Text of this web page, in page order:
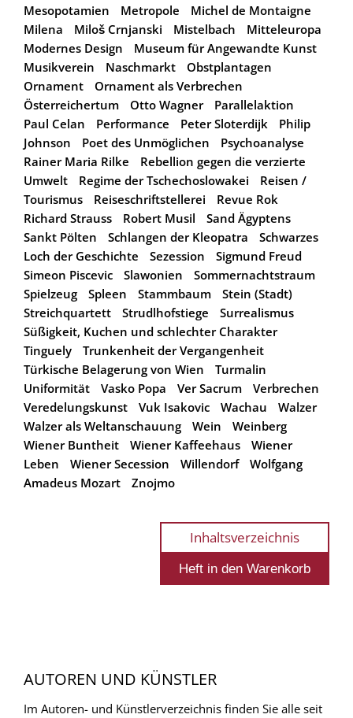
Mesopotamien
Metropole
Michel de Montaigne
Milena
Miloš Crnjanski Mistelbach
Mitteleuropa
Modernes Design
Museum für Angewandte Kunst
Musikverein
Naschmarkt
Obstplantagen
Ornament
Ornament als Verbrechen
Österreichertum
Otto Wagner
Parallelaktion
Paul Celan
Performance Peter Sloterdijk
Philip
Johnson
Poet des Unmöglichen
Psychoanalyse
Rainer Maria Rilke
Rebellion gegen die verzierte
Umwelt
Regime der Tschechoslowakei
Reisen /
Tourismus
Reiseschriftstellerei
Revue Rok
Richard Strauss
Robert Musil
Sand Ägyptens
Sankt Pölten
Schlangen der Kleopatra
Schwarzes
Loch der Geschichte
Sezession
Sigmund Freud
Simeon Piscevic
Slawonien
Sommernachtstraum
Spielzeug
Spleen Stammbaum
Stein (Stadt)
Streichquartett
Strudlhofstiege
Surrealismus
Süßigkeit, Kuchen und schlechter Charakter
Tinguely
Trunkenheit der Vergangenheit
Türkische Belagerung von Wien
Turmalin
Uniformität
Vasko Popa Ver Sacrum
Verbrechen
Veredelungskunst
Vuk Isakovic Wachau
Walzer
Walzer als Weltanschauung
Wein
Weinberg
Wiener Buntheit
Wiener Kaffeehaus
Wiener
Leben
Wiener Secession Willendorf
Wolfgang
Amadeus Mozart
Znojmo
Inhaltsverzeichnis
AUTOREN UND KÜNSTLER
Im Autoren- und Künstlerverzeichnis finden Sie alle seit